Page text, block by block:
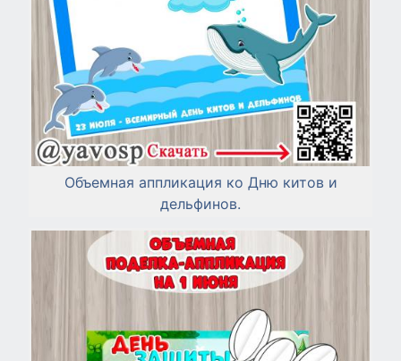
Объемная аппликация ко Дню китов и
дельфинов.